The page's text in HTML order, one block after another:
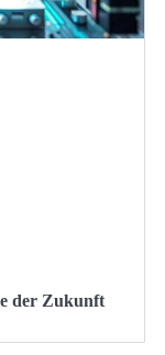
der Zukunft